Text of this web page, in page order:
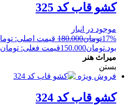
کشو قاب کد 325
موجود در انبار
17%تومان180.000
بود.تومان150.000قیمت فعلی: تومان150.000.
میراث هنر
بستن
فروش ویژه
کشو قاب کد 324